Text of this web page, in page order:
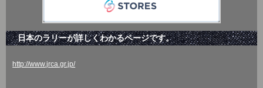
日本のラリーが詳しくわかるページです。
http://www.jrca.gr.jp/